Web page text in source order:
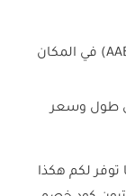
ثم ادخلوا كود خصم ترينديول السعودية (AABC) في المكان
طول وسعر
توفر لكم هكذا